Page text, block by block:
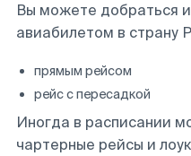
Вы можете добраться
авиабилетом в страну
прямым рейсом
рейс с пересадкой
Иногда в расписании
чартерные рейсы и